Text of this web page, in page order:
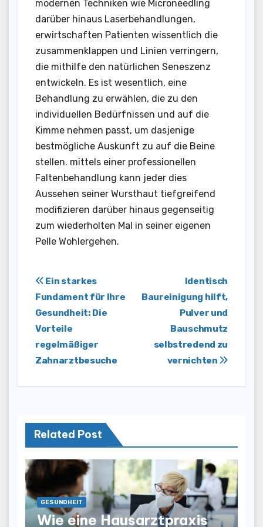
modernen Techniken wie Microneedling
darüber hinaus Laserbehandlungen,
erwirtschaften Patienten wissentlich die
zusammenklappen und Linien verringern,
die mithilfe den natürlichen Seneszenz
entwickeln. Es ist wesentlich, eine
Behandlung zu erwählen, die zu den
individuellen Bedürfnissen und auf die
Kimme nehmen passt, um dasjenige
bestmögliche Auskunft zu auf die Beine
stellen. mittels einer professionellen
Faltenbehandlung kann jeder dies
Aussehen seiner Wursthaut tiefgreifend
modifizieren darüber hinaus gegenseitig
zum wiederholten Mal in seiner eigenen
Pelle Wohlergehen.
Post
navigation
Identisch
Baureinigung hilft,
Pulver und
Bauschmutz
selbstredend zu
vernichten
Ein starkes
Fundament für Ihre
Gesundheit: Die
Vorteile
regelmäßiger
Zahnarztbesuche
Related Post
GESUNDHEIT
Wie eine Hausarztpraxis